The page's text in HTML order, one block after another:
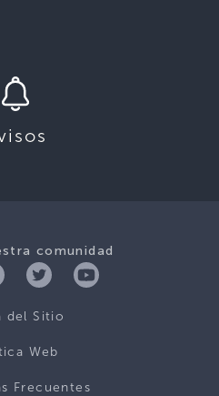
comunidad
del Sitio
Web
Frecuentes